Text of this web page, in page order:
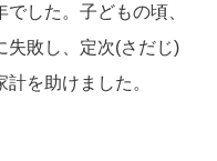
した。子どもの頃、
失敗し、定次(さだじ)
を助けました。